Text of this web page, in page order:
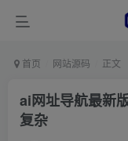
首页 网站源码 正文
ai网址导航最新
复杂